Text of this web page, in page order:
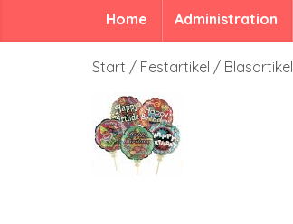
Home Administration
Start / Festartikel / Blasartikel